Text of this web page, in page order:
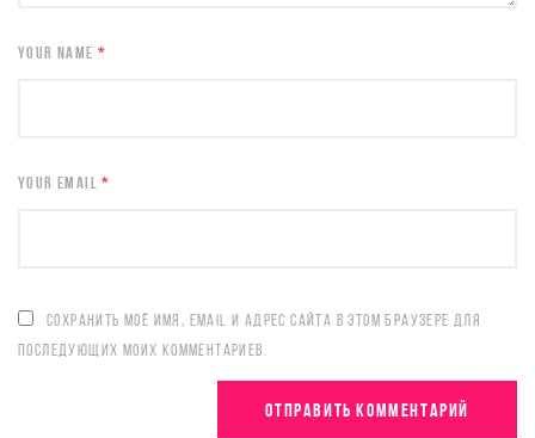
YOUR NAME*
YOUR EMAIL*
СОХРАНИТЬ МОЁ ИМЯ, EMAIL И АДРЕС САЙТА В ЭТОМ БРАУЗЕРЕ ДЛЯ
ПОСЛЕДУЮЩИХ МОИХ КОММЕНТАРИЕВ.